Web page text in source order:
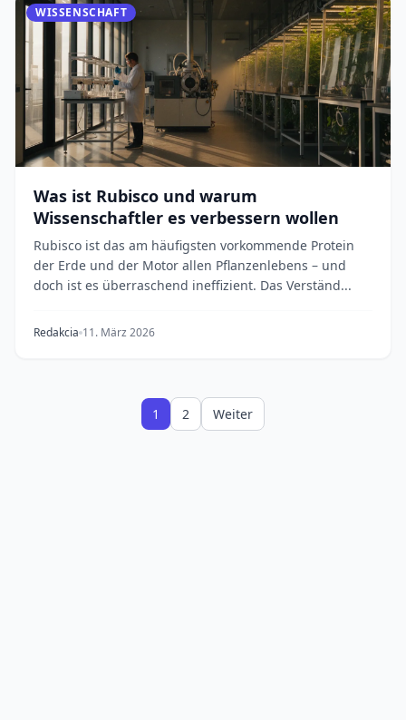
WISSENSCHAFT
Was ist Rubisco und warum
Wissenschaftler es verbessern wollen
Rubisco ist das am häufigsten vorkommende Protein
der Erde und der Motor allen Pflanzenlebens – und
doch ist es überraschend ineffizient. Das Verständ...
Redakcia 11. März 2026
1 2 Weiter